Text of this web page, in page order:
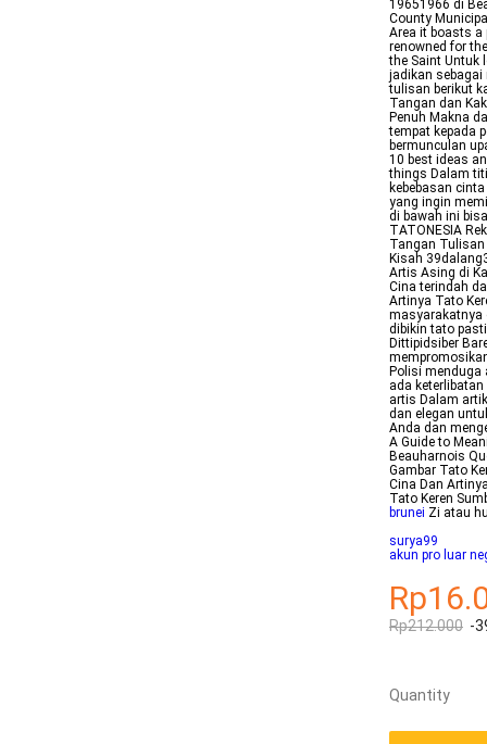
19651966 di
County
Area it boasts a
renowned for
the Saint Untuk
jadikan
tulisan berikut
Tangan dan
Penuh Makna
tempat kepada
bermunculan
10 best ideas
things Dalam
kebebasan
yang ingin
di bawah ini
TATONESIA
Tangan
Kisah
Artis Asing di
Cina terindah
Artinya Tato
masyarakatnya
dibikin tato
Dittipidsiber
Polisi
ada
artis Dalam
dan elegan
Anda dan
A Guide to
Beauharnois
Gambar Tato
Cina Dan
Tato Keren
brunei Zi atau
surya99
akun pro luar
Rp212.000 -
Quantity